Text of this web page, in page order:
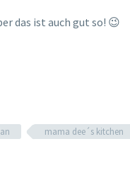
das ist auch gut so! 😉
mama dee´s kitchen